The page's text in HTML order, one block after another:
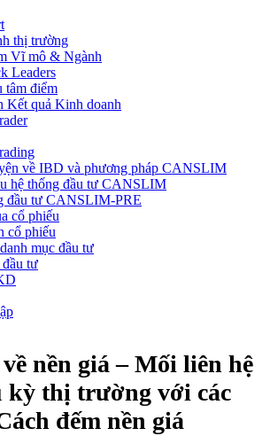
thị trường
Vĩ mô & Ngành
Leaders
tâm điểm
Kết quả Kinh doanh
về IBD và phương pháp CANSLIM
hệ thống đầu tư CANSLIM
đầu tư CANSLIM-PRE
cổ phiếu
cổ phiếu
mục đầu tư
tư
nền giá – Mối liên hệ
kỳ thị trường với các
đếm nền giá